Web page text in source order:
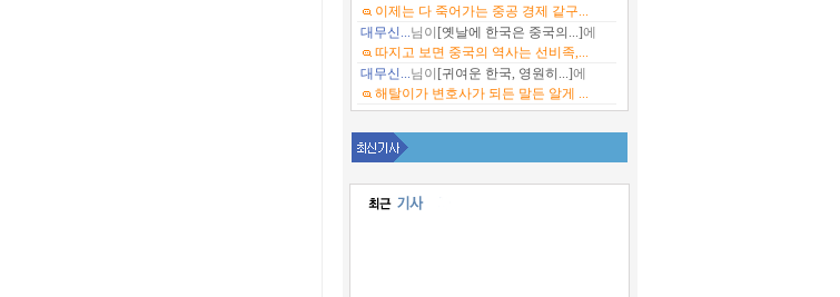
이제는 다 죽어가는 중공 경제 같구...
대무신...님이 [옛날에 한국은 중국의...]에
따지고 보면 중국의 역사는 선비족,...
대무신...님이 [귀여운 한국, 영원히...]에
해탈이가 변호사가 되든 말든 알게 ...